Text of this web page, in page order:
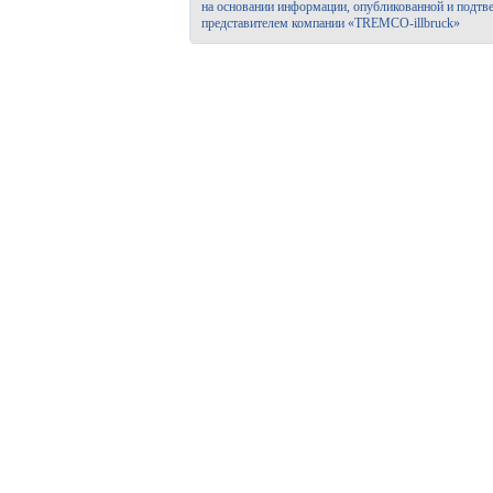
на основании информации, опубликованной и
представителем компании «TREMCO-illbruck»